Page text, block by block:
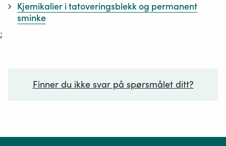
Kjemikalier i tatoveringsblekk og permanent
sminke
;
Finner du ikke svar på spørsmålet ditt?